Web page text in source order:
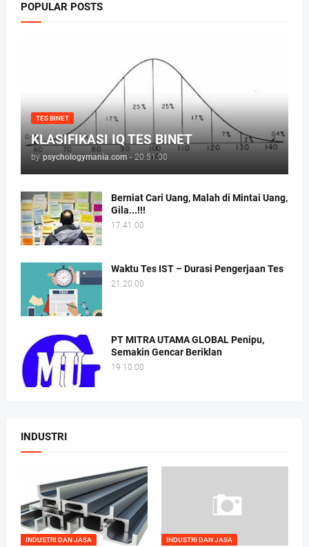
POPULAR POSTS
TES BINET
KLASIFIKASI IQ TES BINET
by psychologymania.com - 20.51.00
Berniat Cari Uang, Malah di Mintai Uang,
Gila...!!!
17.41.00
Waktu Tes IST – Durasi Pengerjaan Tes
21.20.00
PT MITRA UTAMA GLOBAL Penipu,
Semakin Gencar Beriklan
19.10.00
INDUSTRI
INDUSTRI DAN JASA INDUSTRI DAN JASA